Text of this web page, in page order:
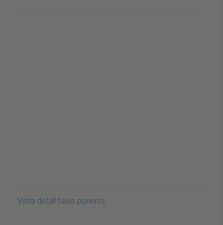
Vista detall taula ponents